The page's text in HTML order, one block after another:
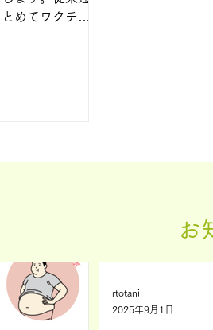
めてワクチン
お
rtotani
2025年9月1日